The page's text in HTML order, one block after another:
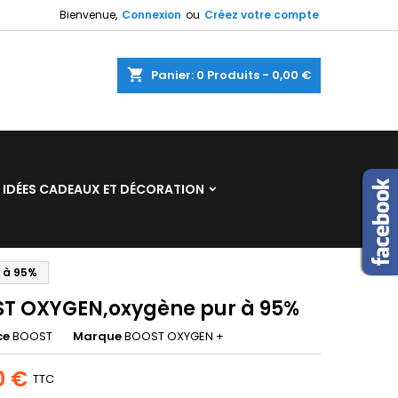
Bienvenue, Connexion ou Créez votre compte
shopping_cart Panier: 0 Produits - 0,00 €
IDÉES CADEAUX ET DÉCORATION
à 95%
OXYGEN,oxygène pur à 95%
BOOST MarqueBOOST OXYGEN +
€ TTC